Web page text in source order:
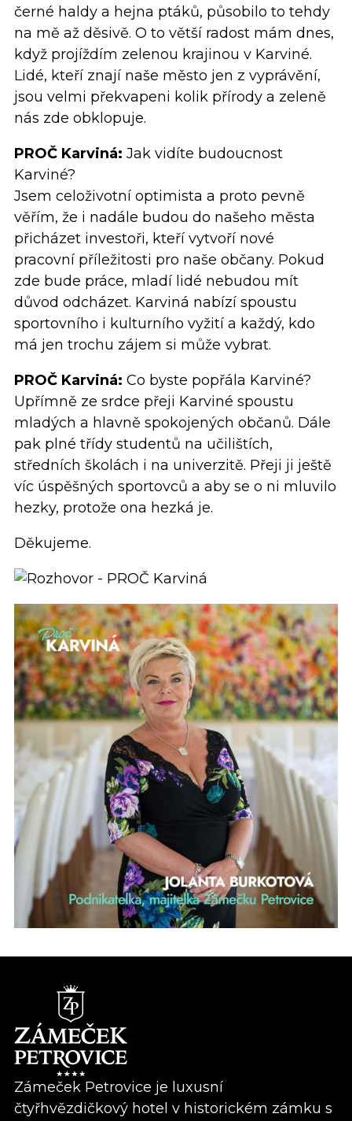
černé haldy a hejna ptáků, působilo to tehdy
na mě až děsivě. O to větší radost mám dnes,
když projíždím zelenou krajinou v Karviné.
Lidé, kteří znají naše město jen z vyprávění,
jsou velmi překvapeni kolik přírody a zeleně
nás zde obklopuje.
PROČ Karviná: Jak vidíte budoucnost
Karviné?
Jsem celoživotní optimista a proto pevně
věřím, že i nadále budou do našeho města
přicházet investoři, kteří vytvoří nové
pracovní příležitosti pro naše občany. Pokud
zde bude práce, mladí lidé nebudou mít
důvod odcházet. Karviná nabízí spoustu
sportovního i kulturního vyžití a každý, kdo
má jen trochu zájem si může vybrat.
PROČ Karviná: Co byste popřála Karviné?
Upřímně ze srdce přeji Karviné spoustu
mladých a hlavně spokojených občanů. Dále
pak plné třídy studentů na učilištích,
středních školách i na univerzitě. Přeji ji ještě
víc úspěšných sportovců a aby se o ni mluvilo
hezky, protože ona hezká je.
Děkujeme.
Zámeček Petrovice je luxusní
čtyřhvězdičkový hotel v historickém zámku s